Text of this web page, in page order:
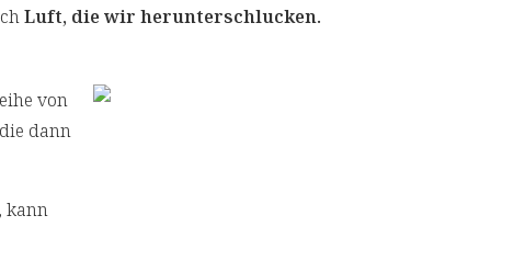
Luft, die wir herunterschlucken.
von
dann
kann